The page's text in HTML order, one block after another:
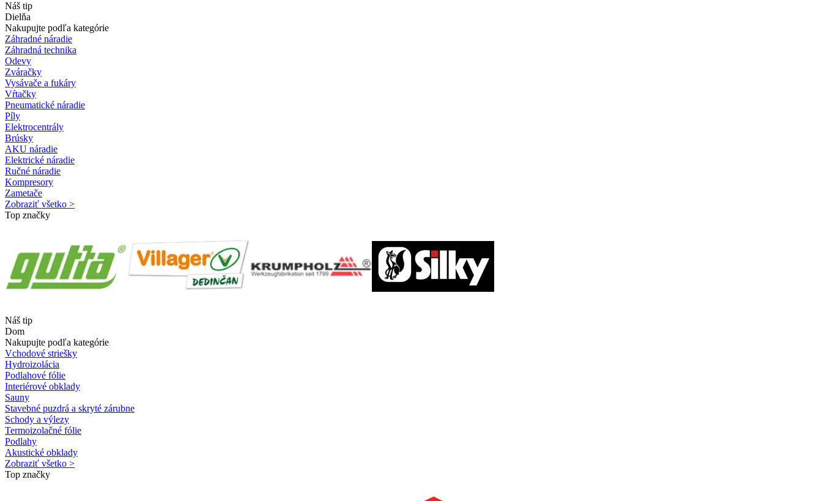
Náš tip
Dielňa
Nakupujte podľa kategórie
Záhradné náradie
Záhradná technika
Odevy
Zváračky
Vysávače a fukáry
Vŕtačky
Pneumatické náradie
Píly
Elektrocentrály
Brúsky
AKU náradie
Elektrické náradie
Ručné náradie
Kompresory
Zametače
Zobraziť všetko >
Top značky
Náš tip
Dom
Nakupujte podľa kategórie
Vchodové striešky
Hydroizolácia
Podlahové fólie
Interiérové obklady
Sauny
Stavebné puzdrá a skryté zárubne
Schody a výlezy
Termoizolačné fólie
Podlahy
Akustické obklady
Zobraziť všetko >
Top značky